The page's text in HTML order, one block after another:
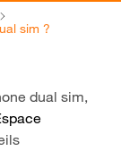
sim ?
dual sim,